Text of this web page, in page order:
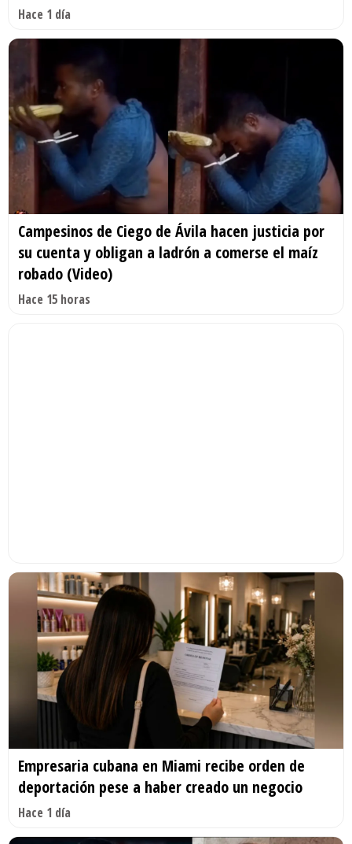
Hace 1 día
Campesinos de Ciego de Ávila hacen justicia por
su cuenta y obligan a ladrón a comerse el maíz
robado (Video)
Hace 15 horas
Empresaria cubana en Miami recibe orden de
deportación pese a haber creado un negocio
Hace 1 día